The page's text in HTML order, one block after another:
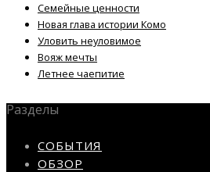
Семейные ценности
Новая глава истории Комо
Уловить неуловимое
Вояж мечты
Летнее чаепитие
Разделы
СОБЫТИЯ
ОБЗОР